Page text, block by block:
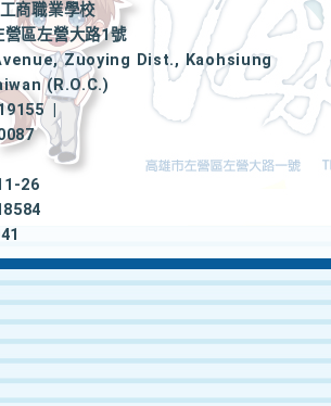
商職業學校
區左營大路1號
Zuoying Dist., Kaohsiung
(R.O.C.)
|
26